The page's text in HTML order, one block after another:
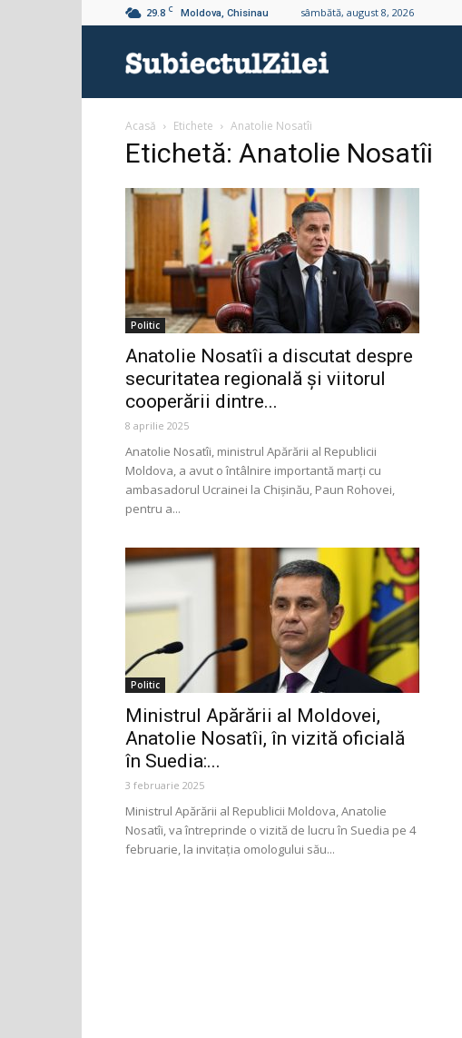
29.8 C Moldova, Chisinau sâmbătă, august 8, 2026
Acasă Etichete Anatolie Nosatîi
Etichetă: Anatolie Nosatîi
Politic
Anatolie Nosatîi a discutat despre
securitatea regională și viitorul
cooperării dintre...
8 aprilie 2025
Anatolie Nosatîi, ministrul Apărării al Republicii
Moldova, a avut o întâlnire importantă marți cu
ambasadorul Ucrainei la Chișinău, Paun Rohovei,
pentru a...
Politic
Ministrul Apărării al Moldovei,
Anatolie Nosatîi, în vizită oficială
în Suedia:...
3 februarie 2025
Ministrul Apărării al Republicii Moldova, Anatolie
Nosatîi, va întreprinde o vizită de lucru în Suedia pe 4
februarie, la invitația omologului său...